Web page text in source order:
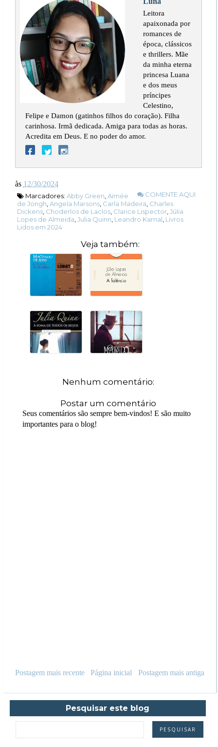
Leitora
apaixonada por
romances de
época, clássicos
e thrillers. Mãe
da minha eterna
princesa Luana
e dos meus
príncipes
Celestino,
Felipe e Damon (gatinhos filhos do coração). Filha
carinhosa. Irmã dedicada. Amiga para todas as horas.
Acredita em Deus. E no poder do amor.
às 12/30/2024
COMENTE AQUI
Marcadores: Abby Green,Aimée
de Jongh,Angela Marsons, Carla Madeira, Charles
Dickens, Choderlos de Laclos, Clarice Lispector,Júlia
Lopes de Almeida,Julia Quinn, Leandro Karnal, Livros
Lidos em 2024
Veja também:
Nenhum comentário:
Postar um comentário
Seus comentários são sempre bem-vindos! E são muito
importantes para o blog!
Postagem mais recente Postagem mais antiga
Página inicial
Pesquisar este blog